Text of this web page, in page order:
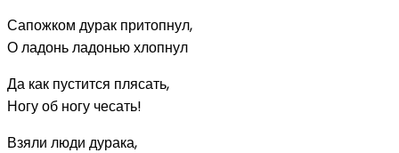
Сапожком дурак притопнул,
О ладонь ладонью хлопнул
Да как пустится плясать,
Ногу об ногу чесать!
Взяли люди дурака,